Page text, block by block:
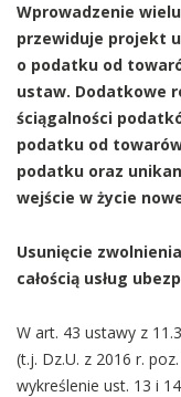
Wprowadzenie
przewiduje projekt
o podatku od
ustaw. Dodatkowe
ściągalności
podatku od
podatku oraz
wejście w życie
Usunięcie
całością usług
W art. 43 ustawy z
(t.j. Dz.U. z 2016 r.
wykreślenie ust. 13 i